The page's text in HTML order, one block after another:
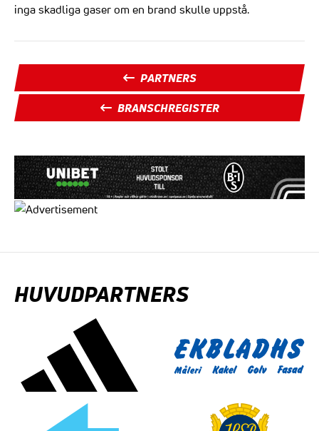
inga skadliga gaser om en brand skulle uppstå.
PARTNERS
BRANSCHREGISTER
HUVUDPARTNERS